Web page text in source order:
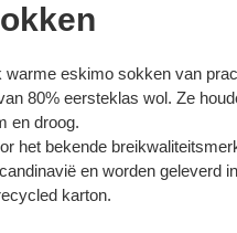
warme eskimo sokken van
80% eersteklas wol. Ze
en droog.
het bekende
en worden geleverd
karton.